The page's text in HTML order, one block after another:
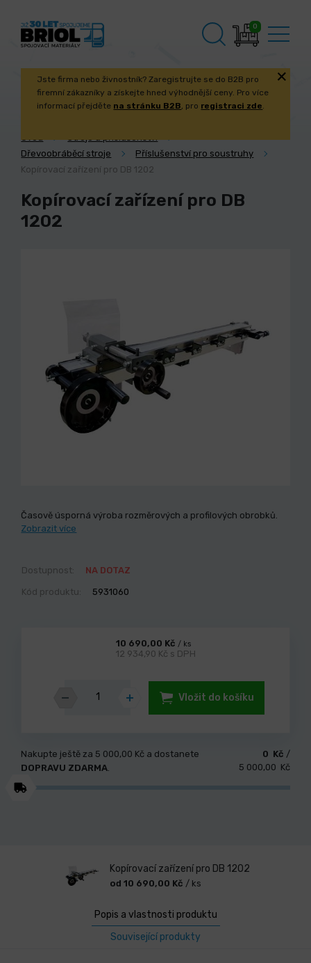
0
Jste firma nebo živnostník? Zaregistrujte se do B2B pro
firemní zákazníky a získejte hned výhodnější ceny. Pro více
informací přejděte na stránku B2B, pro registraci zde.
Úvod
Stroje a příslušenství
Dřevoobráběcí stroje
Příslušenství pro soustruhy
Kopírovací zařízení pro DB 1202
Kopírovací zařízení pro DB
1202
Časově úsporná výroba rozměrových a profilových obrobků.
Zobrazit více
Dostupnost: NA DOTAZ
Kód produktu: 5931060
10 690,00 Kč / ks
12 934,90 Kč s DPH
Vložit do košíku
Nakupte ještě za 5 000,00 Kč a dostanete
DOPRAVU ZDARMA.
0 Kč /
5 000,00 Kč
Kopírovací zařízení pro DB 1202
od 10 690,00 Kč / ks
Popis a vlastnosti produktu
Související produkty